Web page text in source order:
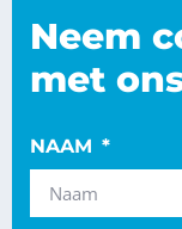
Neem
met
NAAM